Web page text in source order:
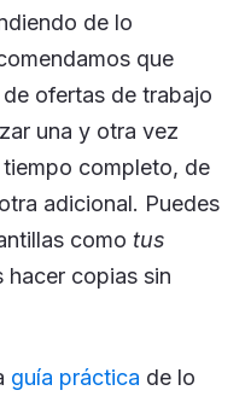
de lo
que
ofertas de trabajo
una y otra vez
completo, de
adicional. Puedes
como tus
hacer copias sin
guía práctica de lo